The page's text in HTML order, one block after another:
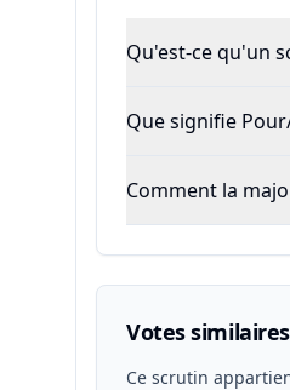
Qu'est-ce qu'un
Que signifie
Comment la
Votes similaires
Ce scrutin